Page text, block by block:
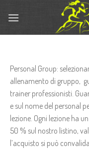
Personal Group:
allenamento di gruppo,
trainer professionisti.
e sul nome del personal
lezione. Ogni lezione ha
50 % sul nostro listino,
l’acquisto si può